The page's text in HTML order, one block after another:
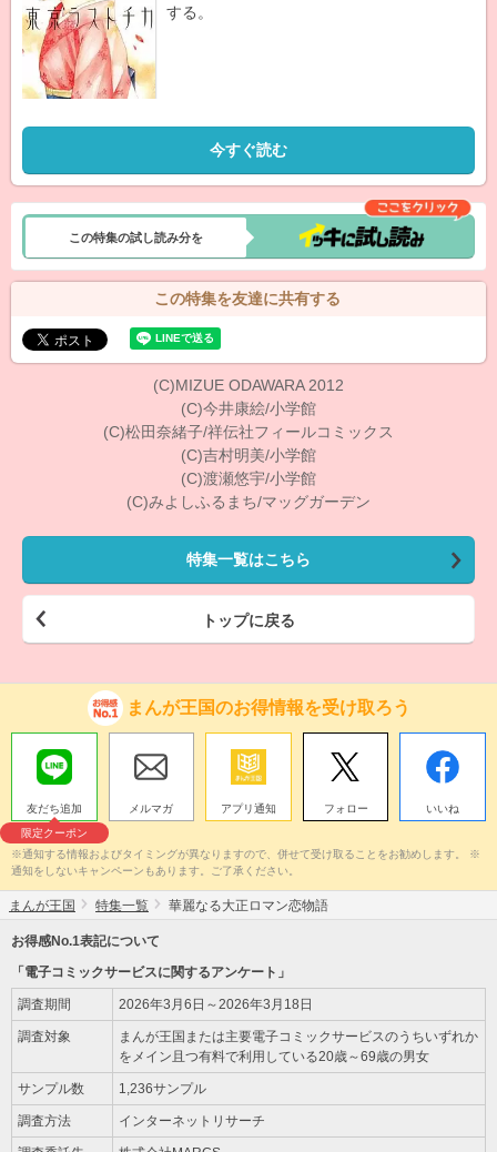
する。
今すぐ読む
この特集の試し読み分を
この特集を友達に共有する
(C)MIZUE ODAWARA 2012
(C)今井康絵/小学館
(C)松田奈緒子/祥伝社フィールコミックス
(C)吉村明美/小学館
(C)渡瀬悠宇/小学館
(C)みよしふるまち/マッグガーデン
特集一覧はこちら
トップに戻る
まんが王国のお得情報を受け取ろう
友だち追加
限定クーポン
メルマガ アプリ通知 フォロー いいね
※通知する情報およびタイミングが異なりますので、併せて受け取ることをお勧めします。 ※
通知をしないキャンペーンもあります。ご了承ください。
まんが王国 特集一覧 華麗なる大正ロマン恋物語
お得感No.1表記について
「電子コミックサービスに関するアンケート」
調査期間 2026年3月6日～2026年3月18日
調査対象
まんが王国または主要電子コミックサービスのうちいずれか
をメイン且つ有料で利用している20歳～69歳の男女
サンプル数 1,236サンプル
調査方法 インターネットリサーチ